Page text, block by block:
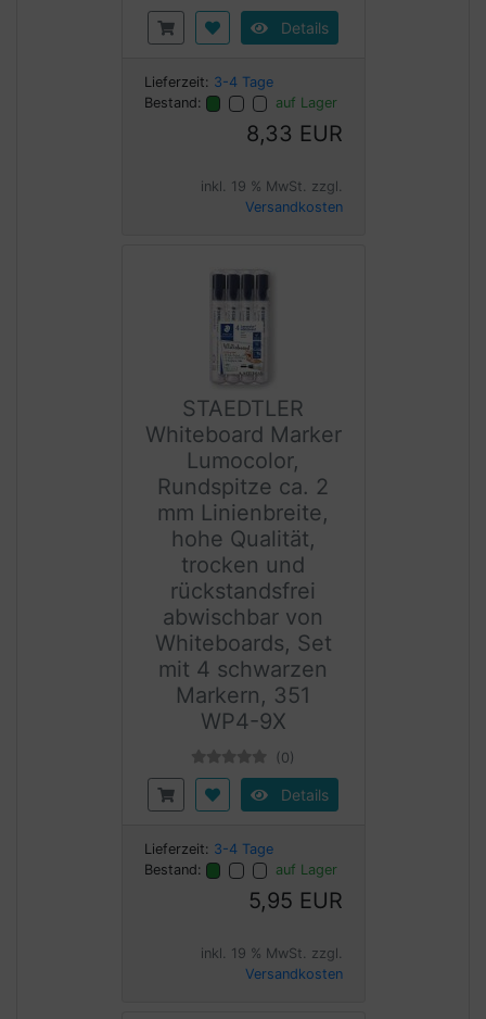
Details
Lieferzeit: 3-4 Tage
Bestand:
auf Lager
8,33 EUR
inkl. 19 % MwSt. zzgl.
Versandkosten
STAEDTLER
Whiteboard Marker
Lumocolor,
Rundspitze ca. 2
mm Linienbreite,
hohe Qualität,
trocken und
rückstandsfrei
abwischbar von
Whiteboards, Set
mit 4 schwarzen
Markern, 351
WP4-9X
(0)
Details
Lieferzeit: 3-4 Tage
Bestand:
auf Lager
5,95 EUR
inkl. 19 % MwSt. zzgl.
Versandkosten